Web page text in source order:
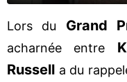
Lors du Grand
acharnée entre
Russell a du